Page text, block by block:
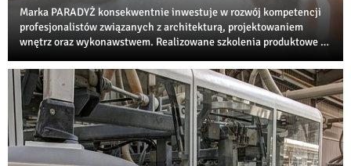
Marka PARADYŻ konsekwentnie inwestuje w rozwój kompetencji
profesjonalistów związanych z architekturą, projektowaniem
wnętrz oraz wykonawstwem. Realizowane szkolenia produktowe i
edukacyjnych w branży ceramiczne...